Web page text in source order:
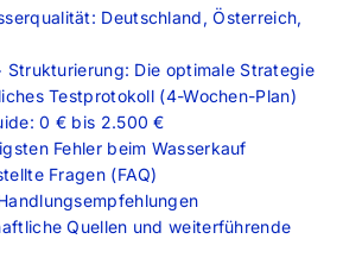
Deutschland, Österreich,
Strukturierung: Die optimale Strategie
Testprotokoll (4-Wochen-Plan)
0 € bis 2.500 €
Fehler beim Wasserkauf
Fragen (FAQ)
Quellen und weiterführende